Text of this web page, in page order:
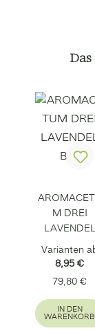
M DREI
LAVENDEL
BIO
Varianten
8,95 €
79,80 €
IN DEN
WARENKORB